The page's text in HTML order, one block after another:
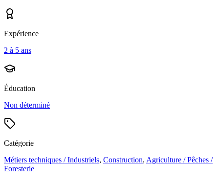
Expérience
2 à 5 ans
Éducation
Non déterminé
Catégorie
Métiers techniques / Industriels, Construction, Agriculture / Pêches /
Foresterie